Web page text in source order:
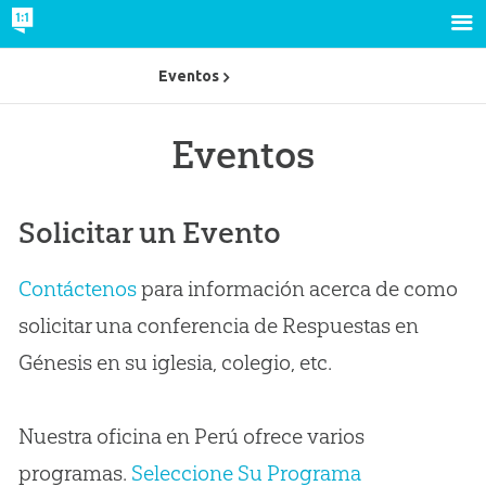
Eventos
Solicitar un Evento
Contáctenospara información acerca de como
solicitar una conferencia de Respuestas en
Génesis en su iglesia, colegio, etc.
Nuestra oficina en Perú ofrece varios
programas. Seleccione Su Programa
Eventos